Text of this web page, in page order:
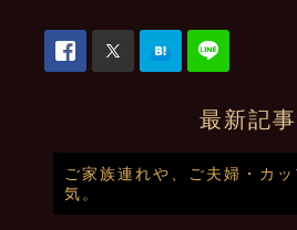
最新記事
ご家族連れや、ご夫婦・カ
気。